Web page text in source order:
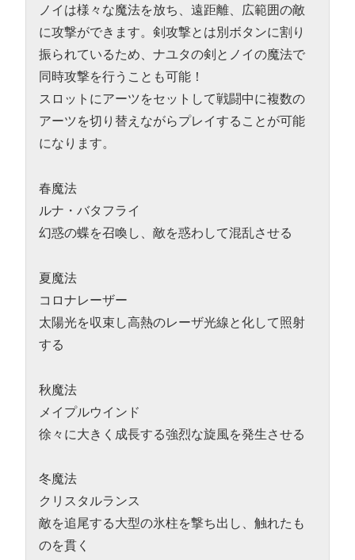
ノイは様々な魔法を放ち、遠距離、広範囲の敵
に攻撃ができます。剣攻撃とは別ボタンに割り
振られているため、ナユタの剣とノイの魔法で
同時攻撃を行うことも可能！
スロットにアーツをセットして戦闘中に複数の
アーツを切り替えながらプレイすることが可能
になります。
春魔法
ルナ・バタフライ
幻惑の蝶を召喚し、敵を惑わして混乱させる
夏魔法
コロナレーザー
太陽光を収束し高熱のレーザ光線と化して照射
する
秋魔法
メイプルウインド
徐々に大きく成長する強烈な旋風を発生させる
冬魔法
クリスタルランス
敵を追尾する大型の氷柱を撃ち出し、触れたも
のを貫く